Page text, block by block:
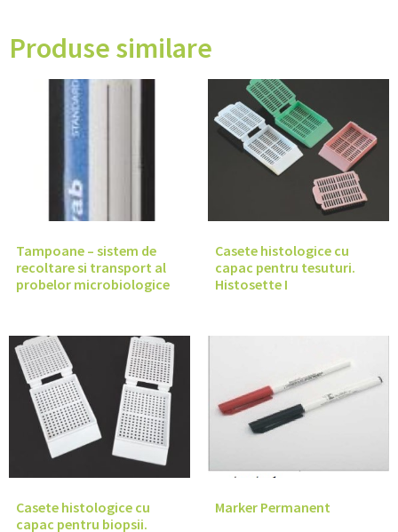
Produse similare
Tampoane – sistem de
recoltare si transport al
probelor microbiologice
Casete histologice cu
capac pentru tesuturi.
Histosette I
Casete histologice cu
capac pentru biopsii.
Marker Permanent